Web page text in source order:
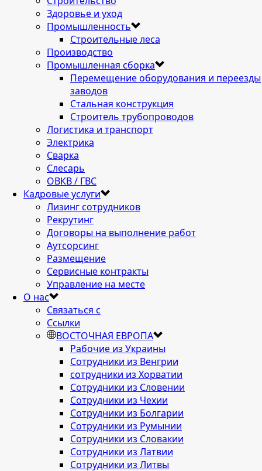
Здоровье и уход
Промышленность
Строительные леса
Производство
Промышленная сборка
Перемещение оборудования и переезды
заводов
Стальная конструкция
Строитель трубопроводов
Логистика и транспорт
Электрика
Сварка
Слесарь
ОВКВ / ГВС
Кадровые услуги
Лизинг сотрудников
Рекрутинг
Договоры на выполнение работ
Аутсорсинг
Размещение
Сервисные контракты
Управление на месте
О нас
Связаться с
Ссылки
ВОСТОЧНАЯ ЕВРОПА
Рабочие из Украины
Сотрудники из Венгрии
сотрудники из Хорватии
Сотрудники из Словении
Сотрудники из Чехии
Сотрудники из Болгарии
Сотрудники из Румынии
Сотрудники из Словакии
Сотрудники из Латвии
Сотрудники из Литвы